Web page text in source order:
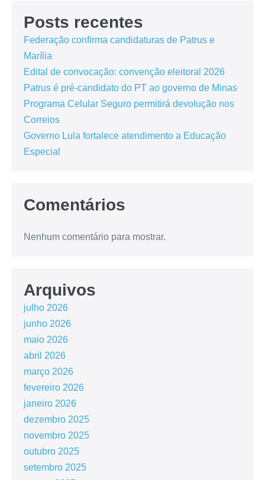
Posts recentes
Federação confirma candidaturas de Patrus e
Marília
Edital de convocação: convenção eleitoral 2026
Patrus é pré-candidato do PT ao governo de Minas
Programa Celular Seguro permitirá devolução nos
Correios
Governo Lula fortalece atendimento a Educação
Especial
Comentários
Nenhum comentário para mostrar.
Arquivos
julho 2026
junho 2026
maio 2026
abril 2026
março 2026
fevereiro 2026
janeiro 2026
dezembro 2025
novembro 2025
outubro 2025
setembro 2025